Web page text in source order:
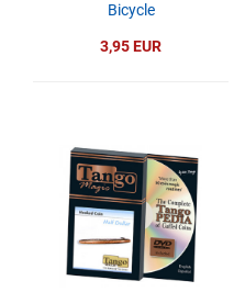
Bicycle
3,95 EUR